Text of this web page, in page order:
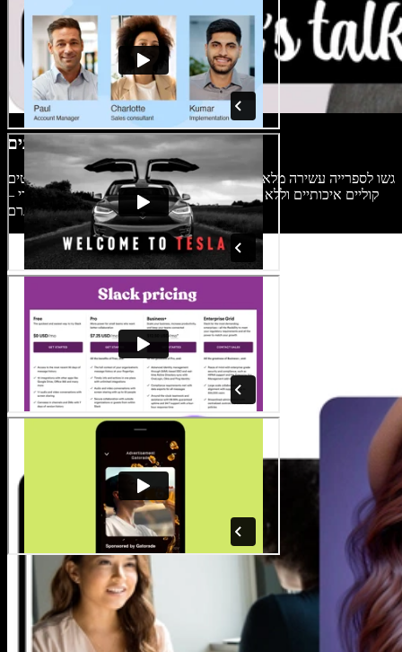
ספריית מדיה חינמית ללא תמלוגים
גשו לספרייה עשירה מלאה בסרטוני סטוק, תמונות, מוזיקת רקע ואפקטים
קוליים איכותיים וללא תמלוגים, לשימוש בכל פרויקט אישי או מסחרי –
כולל רילס, סטוריז ופרסומות לאינסטגרם.